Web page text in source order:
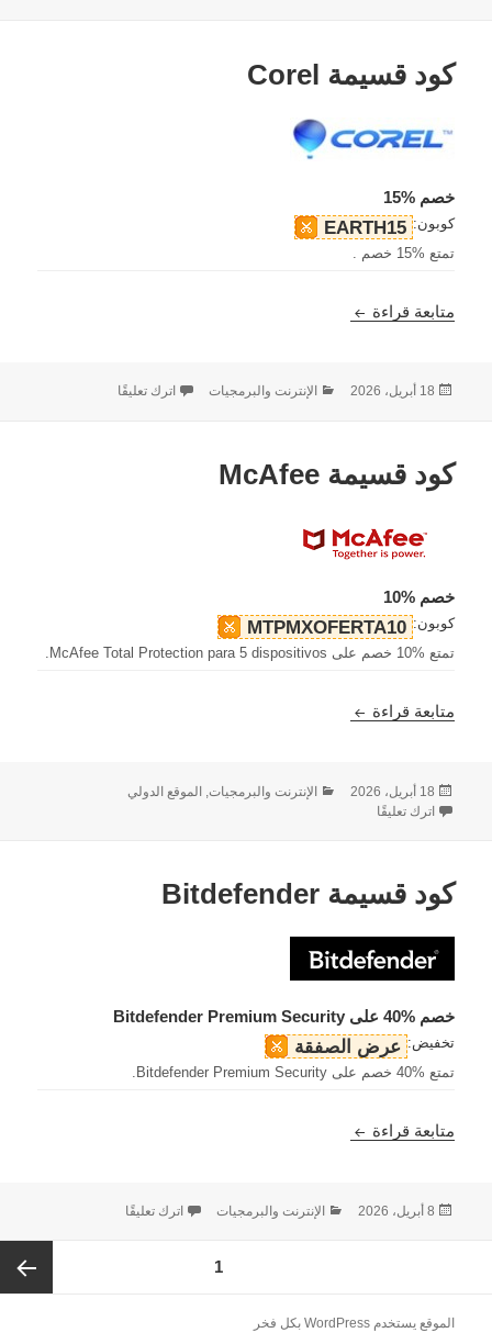
كود قسيمة Corel
خصم %15
كوبون: EARTH15
تمتع %15 خصم .
متابعة قراءة كود قسيمة Corel
نُشرت
18 أبريل، 2026 التصنيفات
الإنترنت والبرمجيات اترك تعليقًا
كود قسيمة McAfee
خصم %10
كوبون: MTPMXOFERTA10
تمتع %10 خصم على McAfee Total Protection para 5 dispositivos.
متابعة قراءة كود قسيمة McAfee
نُشرت
في
18 أبريل، 2026 التصنيفات
الإنترنت والبرمجيات ,الموقع الدولي
اترك تعليقًا
كود قسيمة Bitdefender
خصم %40 على Bitdefender Premium Security
تخفيض: عرض الصفقة
تمتع %40 خصم على Bitdefender Premium Security.
متابعة قراءة كود قسيمة Bitdefender
نُشرت
8 أبريل، 2026 التصنيفات
الإنترنت والبرمجيات اترك تعليقًا
الصفحة1
الموقع يستخدم WordPress بكل فخر